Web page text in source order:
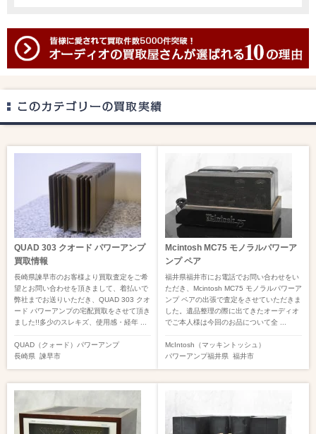
QUAD 303 クオード パワーアンプ
買取情報
長崎県諫早市のお客様より買取査定をご希
望とお問い合わせを頂きまして、着払いで
弊社までお送りいただき、QUAD 303 クオ
ード パワーアンプの宅配買取をさせて頂き
ました!!多少のスレキズ、使用感・経年 ...
QUAD（クォード） パワーアンプ
長崎県 諫早市
Mcintosh MC75 モノラルパワーア
ンプ ペア
福井県福井市にお電話でお問い合わせをい
ただき、Mcintosh MC75 モノラルパワーア
ンプ ペアの出張で査定をさせていただきま
した。遺品整理の際に出てきたオーディオ
でご本人様は今回のお品について全 ...
McIntosh（マッキントッシュ）
パワーアンプ福井県 福井市